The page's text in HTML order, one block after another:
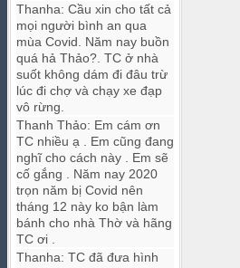
Thanha: Cầu xin cho tất cả
mọi người bình an qua
mùa Covid. Năm nay buồn
quá hả Thảo?. TC ở nhà
suốt không dám đi đâu trừ
lúc đi chợ và chạy xe đạp
vô rừng.
Thanh Thảo: Em cám ơn
TC nhiều ạ . Em cũng đang
nghĩ cho cách này . Em sẽ
cố gắng . Năm nay 2020
trọn năm bị Covid nên
tháng 12 này ko bận làm
bánh cho nhà Thờ và hãng
TC ơi .
Thanha: TC đã đưa hình